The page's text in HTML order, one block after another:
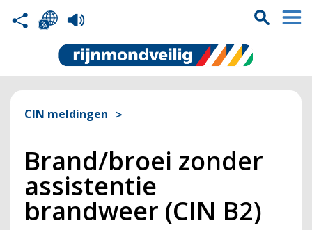
CIN meldingen
Brand/broei zonder
assistentie
brandweer (CIN B2)